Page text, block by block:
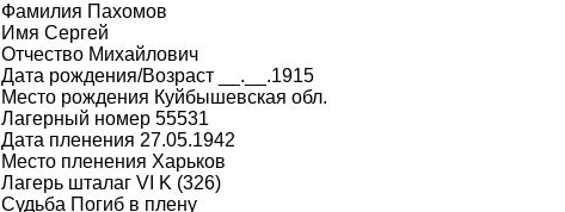
Фамилия Пахомов
Имя Сергей
Отчество Михайлович
Дата рождения/Возраст __.__.1915
Место рождения Куйбышевская обл.
Лагерный номер 55531
Дата пленения 27.05.1942
Место пленения Харьков
Лагерь шталаг VI K (326)
Судьба Погиб в плену